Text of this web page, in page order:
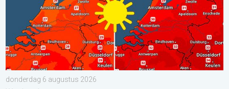
donderdag 6 augustus 2026